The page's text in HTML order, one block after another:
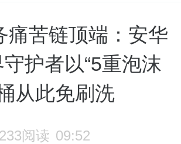
痛苦链顶端：安华
护者以“5重泡沫
从此免刷洗
阅读 09:52